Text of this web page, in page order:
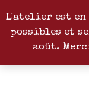
L'atelier est en
possibles et
août.